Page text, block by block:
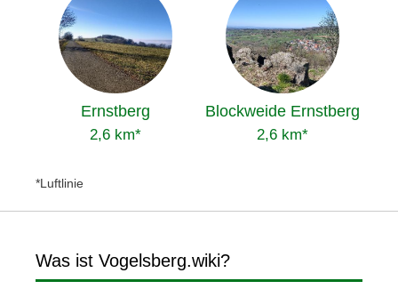
Ernstberg
2,6 km*
Blockweide Ernstberg
2,6 km*
*Luftlinie
Was ist Vogelsberg.wiki?